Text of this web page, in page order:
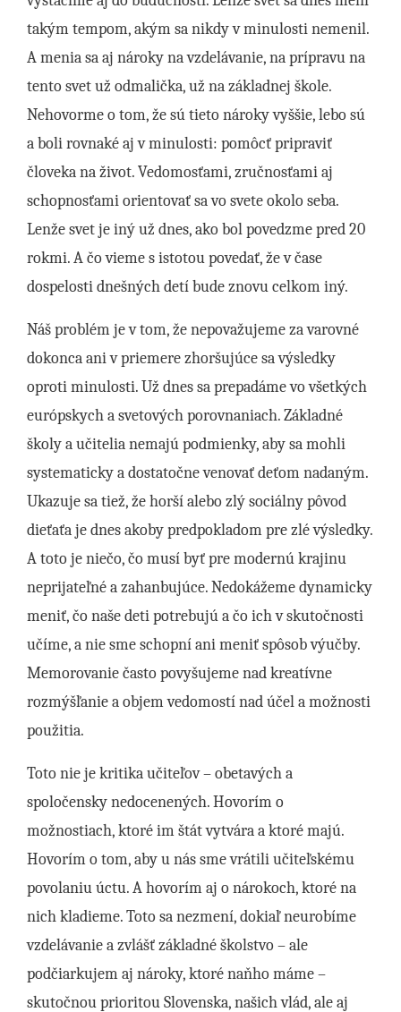
takým tempom, akým sa nikdy v minulosti nemenil.
A menia sa aj nároky na vzdelávanie, na prípravu na
tento svet už odmalička, už na základnej škole.
Nehovorme o tom, že sú tieto nároky vyššie, lebo sú
a boli rovnaké aj v minulosti: pomôcť pripraviť
človeka na život. Vedomosťami, zručnosťami aj
schopnosťami orientovať sa vo svete okolo seba.
Lenže svet je iný už dnes, ako bol povedzme pred 20
rokmi. A čo vieme s istotou povedať, že v čase
dospelosti dnešných detí bude znovu celkom iný.
Náš problém je v tom, že nepovažujeme za varovné
dokonca ani v priemere zhoršujúce sa výsledky
oproti minulosti. Už dnes sa prepadáme vo všetkých
európskych a svetových porovnaniach. Základné
školy a učitelia nemajú podmienky, aby sa mohli
systematicky a dostatočne venovať deťom nadaným.
Ukazuje sa tiež, že horší alebo zlý sociálny pôvod
dieťaťa je dnes akoby predpokladom pre zlé výsledky.
A toto je niečo, čo musí byť pre modernú krajinu
neprijateľné a zahanbujúce. Nedokážeme dynamicky
meniť, čo naše deti potrebujú a čo ich v skutočnosti
učíme, a nie sme schopní ani meniť spôsob výučby.
Memorovanie často povyšujeme nad kreatívne
rozmýšľanie a objem vedomostí nad účel a možnosti
použitia.
Toto nie je kritika učiteľov – obetavých a
spoločensky nedocenených. Hovorím o
možnostiach, ktoré im štát vytvára a ktoré majú.
Hovorím o tom, aby u nás sme vrátili učiteľskému
povolaniu úctu. A hovorím aj o nárokoch, ktoré na
nich kladieme. Toto sa nezmení, dokiaľ neurobíme
vzdelávanie a zvlášť základné školstvo – ale
podčiarkujem aj nároky, ktoré naňho máme –
skutočnou prioritou Slovenska, našich vlád, ale aj